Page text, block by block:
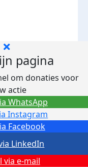
pagina
om donaties voor
actie
Facebook
Instagram
via e-mail
LinkedIn
WhatsApp